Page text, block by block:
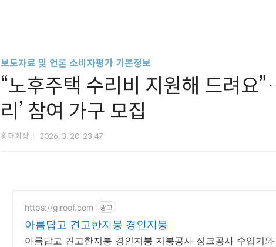
보도자료 및 언론 소비자평가 기본정보
“노후주택 수리비 지원해 드려요
리’ 참여 가구 모집
황해회장 2026. 3. 20. 23:47
https://giroof.com 광고
아름답고 견고한지붕 경인지붕
아름답고 견고한지붕 경인지붕 지붕공사 징크공사 수입기